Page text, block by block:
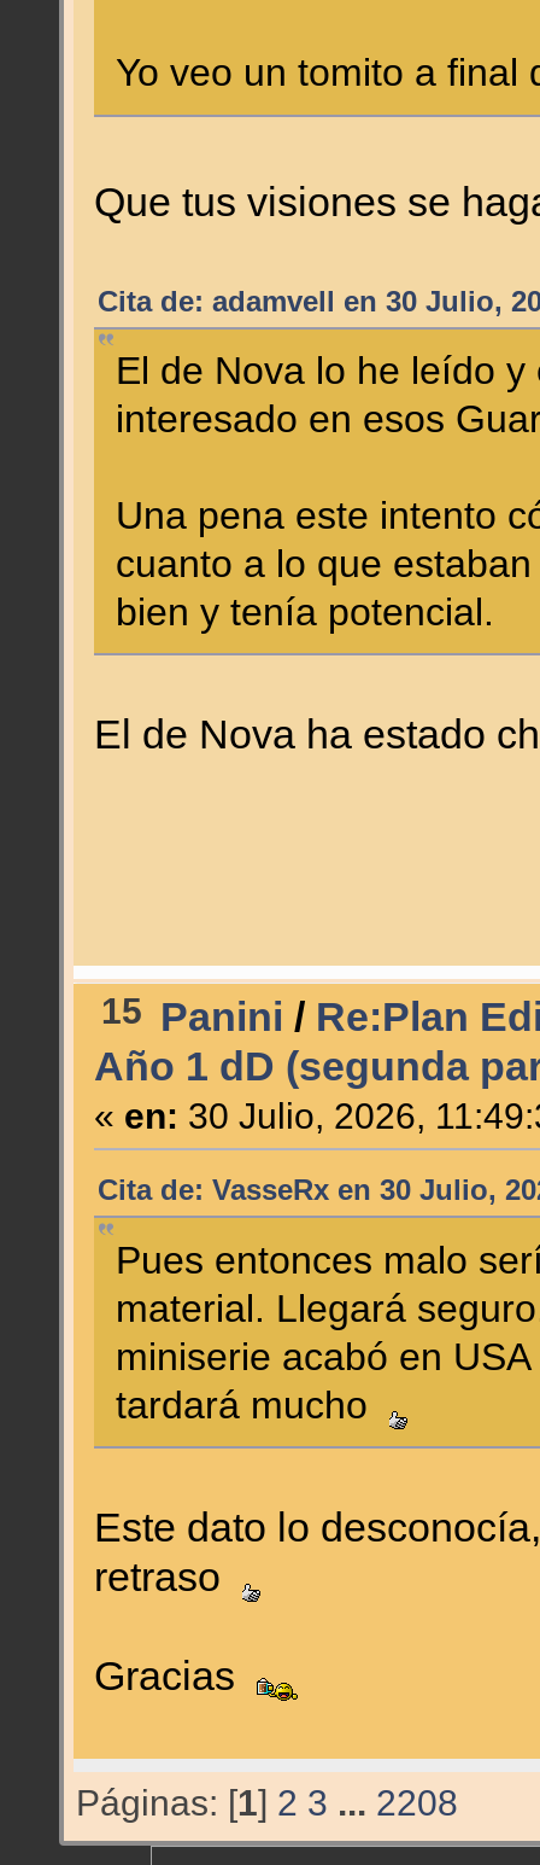
Yo veo un tomito a final
Que tus visiones se
Cita de: adamvell en 30 Julio,
El de Nova lo he leído
interesado en esos
Una pena este intento
cuanto a lo que
bien y tenía potencial.
El de Nova ha estado
15 Panini / Re:Plan
Año 1 dD (segunda
« en: 30 Julio, 2026,
Cita de: VasseRx en 30 Julio,
Pues entonces malo
material. Llegará
miniserie acabó en
tardará mucho
Este dato lo
retraso
Gracias
Páginas: [1] 2 3 ... 2208